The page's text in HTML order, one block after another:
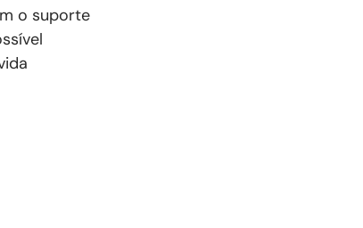
o suporte